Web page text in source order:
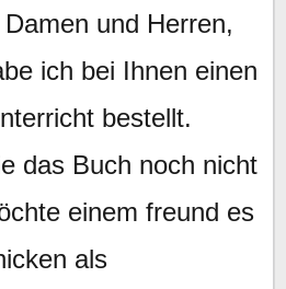
und Herren,
ich bei Ihnen einen
bestellt.
das Buch noch nicht
einem freund es
als